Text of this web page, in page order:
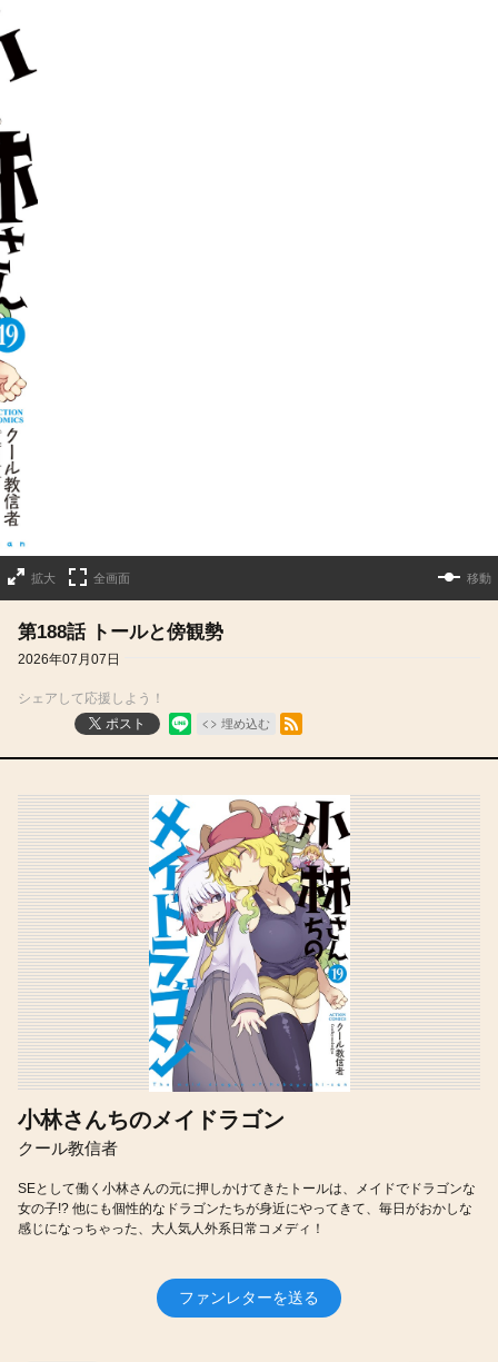
拡大 全画面 移動
第188話 トールと傍観勢
2026年07月07日
シェアして応援しよう！
ポスト
埋め込む
RSSフィード
小林さんちのメイドラゴン
クール教信者
SEとして働く小林さんの元に押しかけてきたトールは、メイドでドラゴンな
女の子!? 他にも個性的なドラゴンたちが身近にやってきて、毎日がおかしな
感じになっちゃった、大人気人外系日常コメディ！
ファンレターを送る